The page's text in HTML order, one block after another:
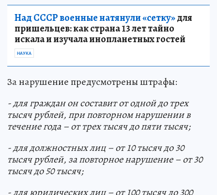
Над СССР военные натянули «сетку»для
пришельцев: как страна 13 лет тайно
искала и изучала инопланетных гостей
НАУКА
За нарушение предусмотрены штрафы:
- для граждан он составит от одной до трех
тысяч рублей, при повторном нарушении в
течение года – от трех тысяч до пяти тысяч;
- для должностных лиц – от 10 тысяч до 30
тысяч рублей, за повторное нарушение – от 30
тысяч до 50 тысяч;
- для юридических лиц –от 100 тысяч до 300